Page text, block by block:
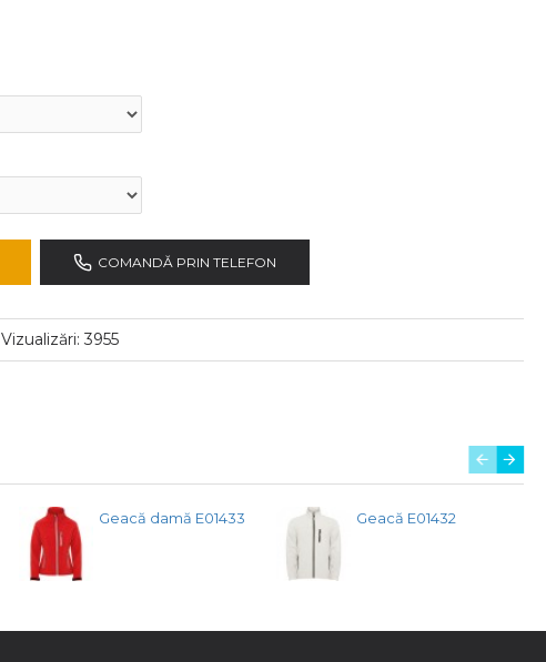
Vizualizări: 3955
COMANDĂ PRIN TELEFON
Geacă damă E01433 Geacă E01432